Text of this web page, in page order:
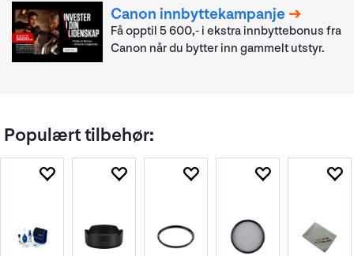
Canon innbyttekampanje
Få opptil 5 600,- i ekstra innbyttebonus fra
Canon når du bytter inn gammelt utstyr.
Populært tilbehør: